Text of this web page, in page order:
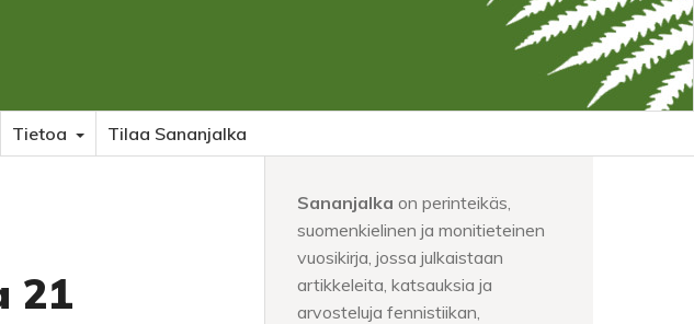
Tietoa Tilaa Sananjalka
21
Sananjalka on perinteikäs,
suomenkielinen ja monitieteinen
vuosikirja, jossa julkaistaan
artikkeleita, katsauksia ja
arvosteluja fennistiikan,